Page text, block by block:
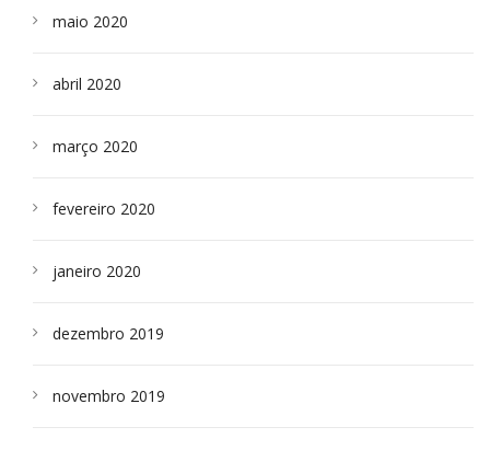
maio 2020
abril 2020
março 2020
fevereiro 2020
janeiro 2020
dezembro 2019
novembro 2019